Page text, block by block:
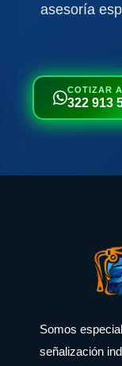
asesoría
COTIZAR
322 913
Somos
señalización